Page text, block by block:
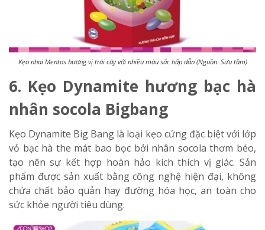
Kẹo nhai Mentos hương vị trái cây với nhiều màu sắc hấp dẫn (Nguồn: Sưu tầm)
6. Kẹo Dynamite hương bạc hà
nhân socola Bigbang
Kẹo Dynamite Big Bang là loại kẹo cứng đặc biệt với lớp
vỏ bạc hà the mát bao bọc bởi nhân socola thơm béo,
tạo nên sự kết hợp hoàn hảo kích thích vị giác. Sản
phẩm được sản xuất bằng công nghệ hiện đại, không
chứa chất bảo quản hay đường hóa học, an toàn cho
sức khỏe người tiêu dùng.